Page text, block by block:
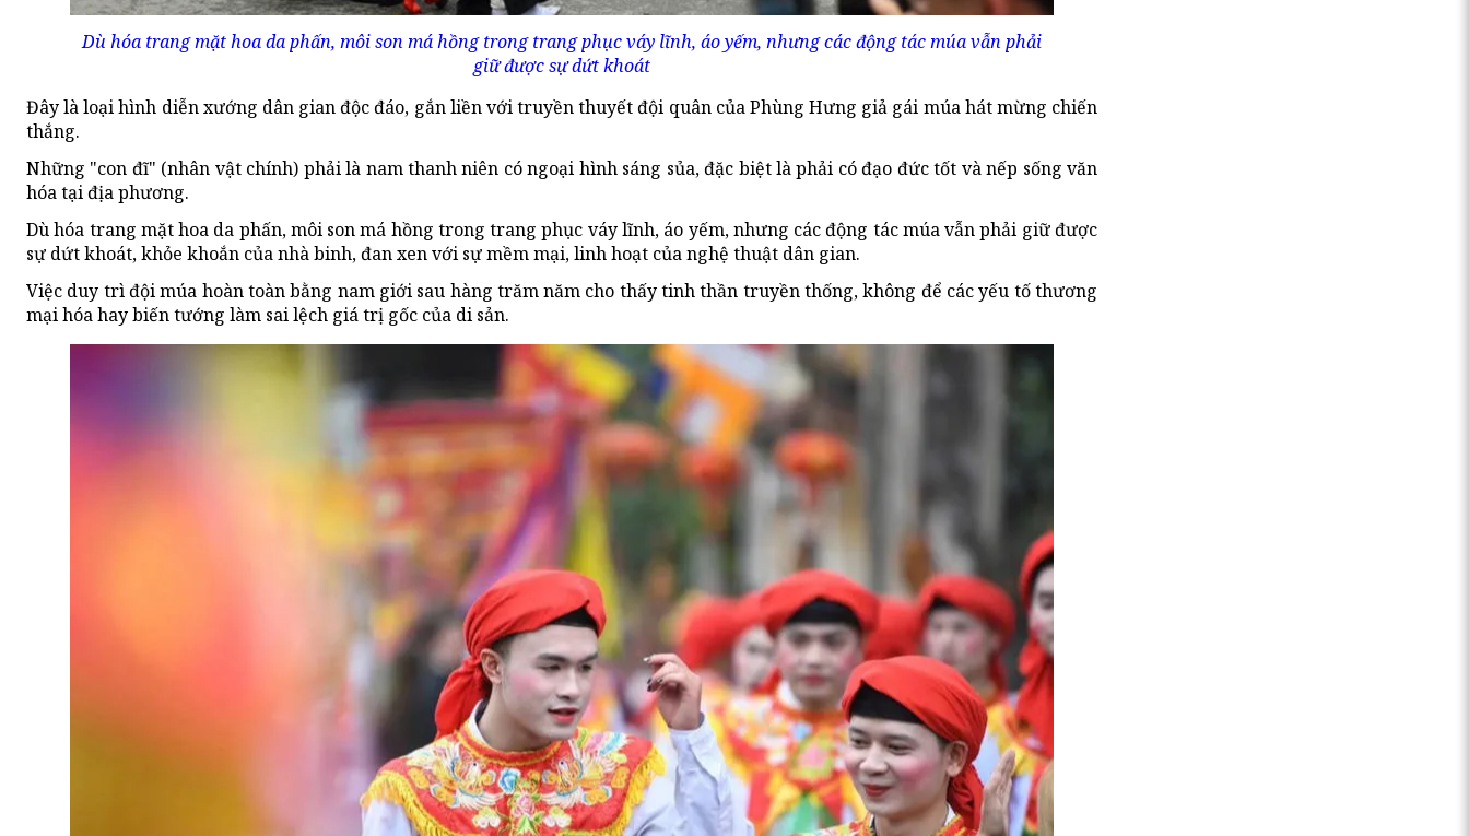
Dù hóa trang mặt hoa da phấn, môi son má hồng trong trang phục váy lĩnh, áo yếm, nhưng các động tác múa vẫn phải
giữ được sự dứt khoát
Đây là loại hình diễn xướng dân gian độc đáo, gắn liền với truyền thuyết đội quân của Phùng Hưng giả gái múa hát mừng chiến
thắng.
Những "con đĩ" (nhân vật chính) phải là nam thanh niên có ngoại hình sáng sủa, đặc biệt là phải có đạo đức tốt và nếp sống văn
hóa tại địa phương.
Dù hóa trang mặt hoa da phấn, môi son má hồng trong trang phục váy lĩnh, áo yếm, nhưng các động tác múa vẫn phải giữ được
sự dứt khoát, khỏe khoắn của nhà binh, đan xen với sự mềm mại, linh hoạt của nghệ thuật dân gian.
Việc duy trì đội múa hoàn toàn bằng nam giới sau hàng trăm năm cho thấy tinh thần truyền thống, không để các yếu tố thương
mại hóa hay biến tướng làm sai lệch giá trị gốc của di sản.